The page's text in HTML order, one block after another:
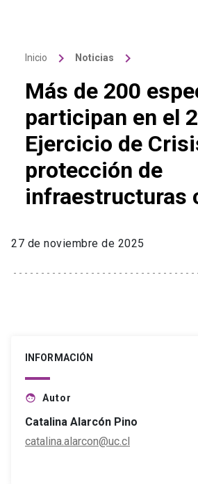
Inicio keyboard_arrow_right Noticias keyboard_arrow_right
Más de 200
participan en el
Ejercicio de
protección de
infraestructuras
27 de noviembre de 2025
INFORMACIÓN
face Autor
Catalina Alarcón Pino
catalina.alarcon@uc.cl